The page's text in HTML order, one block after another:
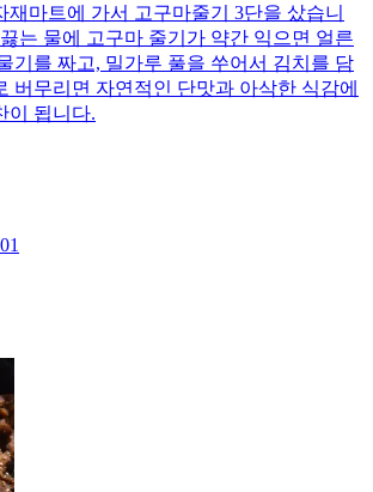
재마트에 가서 고구마줄기 3단을 샀습니
는 물에 고구마 줄기가 약간 익으면 얼른
기를 짜고, 밀가루 풀을 쑤어서 김치를 담
버무리면 자연적인 단맛과 아삭한 식감에
이 됩니다.